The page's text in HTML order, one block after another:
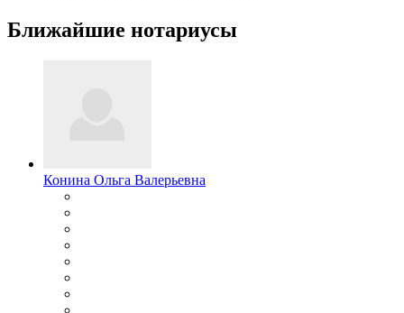
Ближайшие нотариусы
Конина Ольга Валерьевна